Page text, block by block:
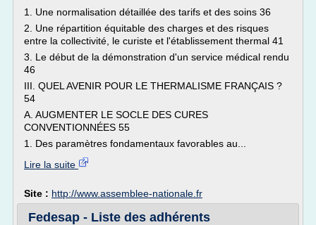
1. Une normalisation détaillée des tarifs et des soins 36
2. Une répartition équitable des charges et des risques
entre la collectivité, le curiste et l'établissement thermal 41
3. Le début de la démonstration d'un service médical rendu
46
III. QUEL AVENIR POUR LE THERMALISME FRANÇAIS ?
54
A. AUGMENTER LE SOCLE DES CURES
CONVENTIONNÉES 55
1. Des paramètres fondamentaux favorables au...
Lire la suite
Site : http://www.assemblee-nationale.fr
Fedesap - Liste des adhérents